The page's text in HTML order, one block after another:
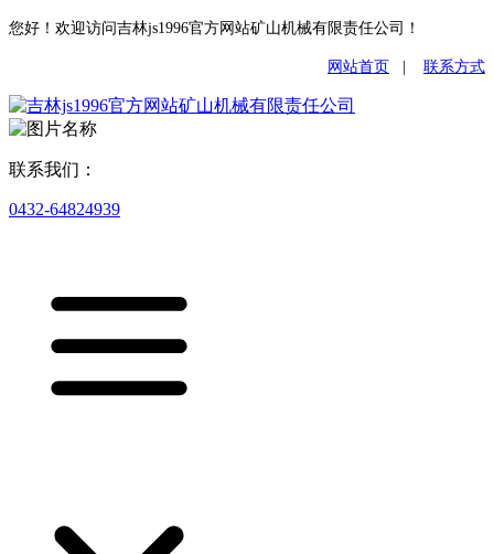
您好！欢迎访问吉林js1996官方网站矿山机械有限责任公司！
网站首页 联系方式
联系我们：
0432-64824939